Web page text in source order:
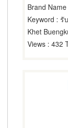
Brand Name
Keyword : รั
Khet
Views : 432